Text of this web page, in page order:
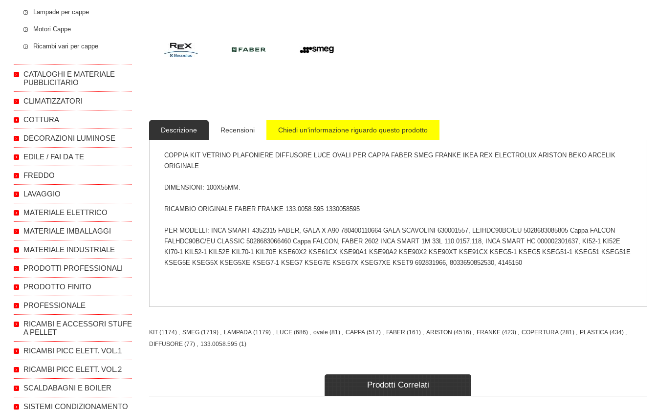
Descrizione Recensioni Chiedi un'informazione riguardo questo prodotto
COPPIA KIT VETRINO PLAFONIERE DIFFUSORE LUCE OVALI PER CAPPA FABER SMEG FRANKE IKEA REX ELECTROLUX ARISTON BEKO ARCELIK
ORIGINALE
DIMENSIONI: 100X55MM.
RICAMBIO ORIGINALE FABER FRANKE 133.0058.595 1330058595
PER MODELLI: INCA SMART 4352315 FABER, GALA X A90 780400110664 GALA SCAVOLINI 630001557, LEIHDC90BC/EU 5028683085805 Cappa FALCON
FALHDC90BC/EU CLASSIC 5028683066460 Cappa FALCON, FABER 2602 INCA SMART 1M 33L 110.0157.118, INCA SMART HC 000002301637, KI52-1 KI52E
KI70-1 KIL52-1 KIL52E KIL70-1 KIL70E KSE60X2 KSE61CX KSE90A1 KSE90A2 KSE90X2 KSE90XT KSE91CX KSEG5-1 KSEG5 KSEG51-1 KSEG51 KSEG51E
KSEG5E KSEG5X KSEG5XE KSEG7-1 KSEG7 KSEG7E KSEG7X KSEG7XE KSET9 692831966, 8033650852530, 4145150
KIT (1174) , SMEG (1719) , LAMPADA (1179) , LUCE (686) , ovale (81) , CAPPA (517) , FABER (161) , ARISTON (4516) , FRANKE (423) , COPERTURA (281) , PLASTICA (434) ,
DIFFUSORE (77) , 133.0058.595 (1)
Prodotti Correlati
Lampade per cappe
Motori Cappe
Ricambi vari per cappe
CATALOGHI E MATERIALE
PUBBLICITARIO
CLIMATIZZATORI
COTTURA
DECORAZIONI LUMINOSE
EDILE / FAI DA TE
FREDDO
LAVAGGIO
MATERIALE ELETTRICO
MATERIALE IMBALLAGGI
MATERIALE INDUSTRIALE
PRODOTTI PROFESSIONALI
PRODOTTO FINITO
PROFESSIONALE
RICAMBI E ACCESSORI STUFE
A PELLET
RICAMBI PICC ELETT. VOL.1
RICAMBI PICC ELETT. VOL.2
SCALDABAGNI E BOILER
SISTEMI CONDIZIONAMENTO